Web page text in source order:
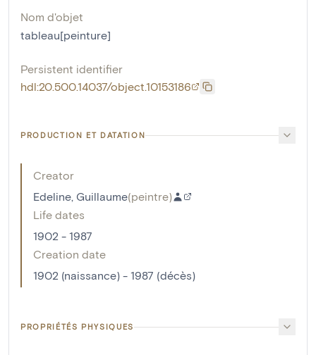
Nom d'objet
tableau[peinture]
Persistent identifier
hdl:20.500.14037/object.10153186
PRODUCTION ET DATATION
Creator
Edeline, Guillaume(peintre)
Life dates
1902 - 1987
Creation date
1902 (naissance) - 1987 (décès)
PROPRIÉTÉS PHYSIQUES